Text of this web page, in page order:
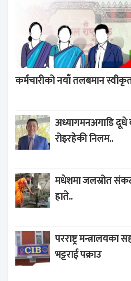
कर्मचारीको नयाँ तलबमान
अध्यागमनअगाडि
रोइरहेकी निलम..
मधेशमा जलस्रोत
हाते..
परराष्ट्र
भट्टराई पक्राउ